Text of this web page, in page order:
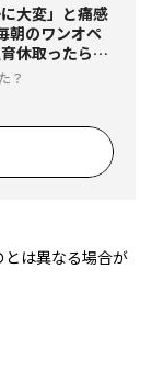
大変」と痛感
朝のワンオペ
休取ったらど
？
は異なる場合が